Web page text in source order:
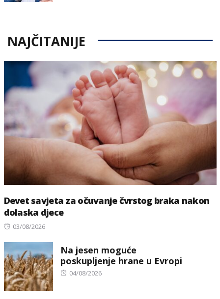
NAJČITANIJE
Devet savjeta za očuvanje čvrstog braka nakon
dolaska djece
Posted
03/08/2026
Na jesen moguće
poskupljenje hrane u Evropi
Posted
04/08/2026